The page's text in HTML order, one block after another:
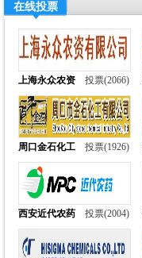
在线投票
上海永众农资 投票(2066)
周口金石化工 投票(1926)
西安近代农药 投票(2004)